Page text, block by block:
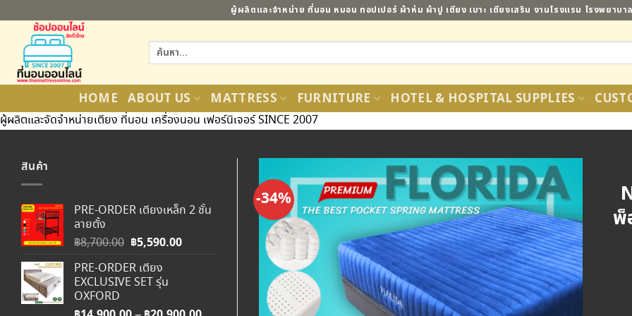
ไป
เนื้อหา
ผู้ผลิตและจำหน่าย ที่นอน หมอน ทอปเปอร์ ผ้าห่ม ผ้าปู เตียง เบาะ เตียงเสริม งานโรงแรม โรงพยาบา
ค้นหา:
HOME ABOUT US MATTRESS FURNITURE HOTEL & HOSPITAL SUPPLIES
ผู้ผลิตและจัดจำหน่ายเตียง ที่นอน เครื่องนอน เฟอร์นิเจอร์ SINCE 2007
สินค้า
PRE-ORDER เตียงเหล็ก 2 ชั้น
ลายตั้ง
฿8,700.00 Original
was:
฿8,700.00.
฿5,590.00Current
PRE-ORDER เตียง
EXCLUSIVE SET รุ่น
OXFORD
-34%
Add to
Wishlist
พ็